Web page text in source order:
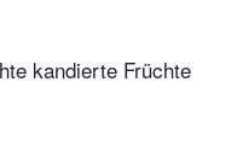
kandierte Früchte